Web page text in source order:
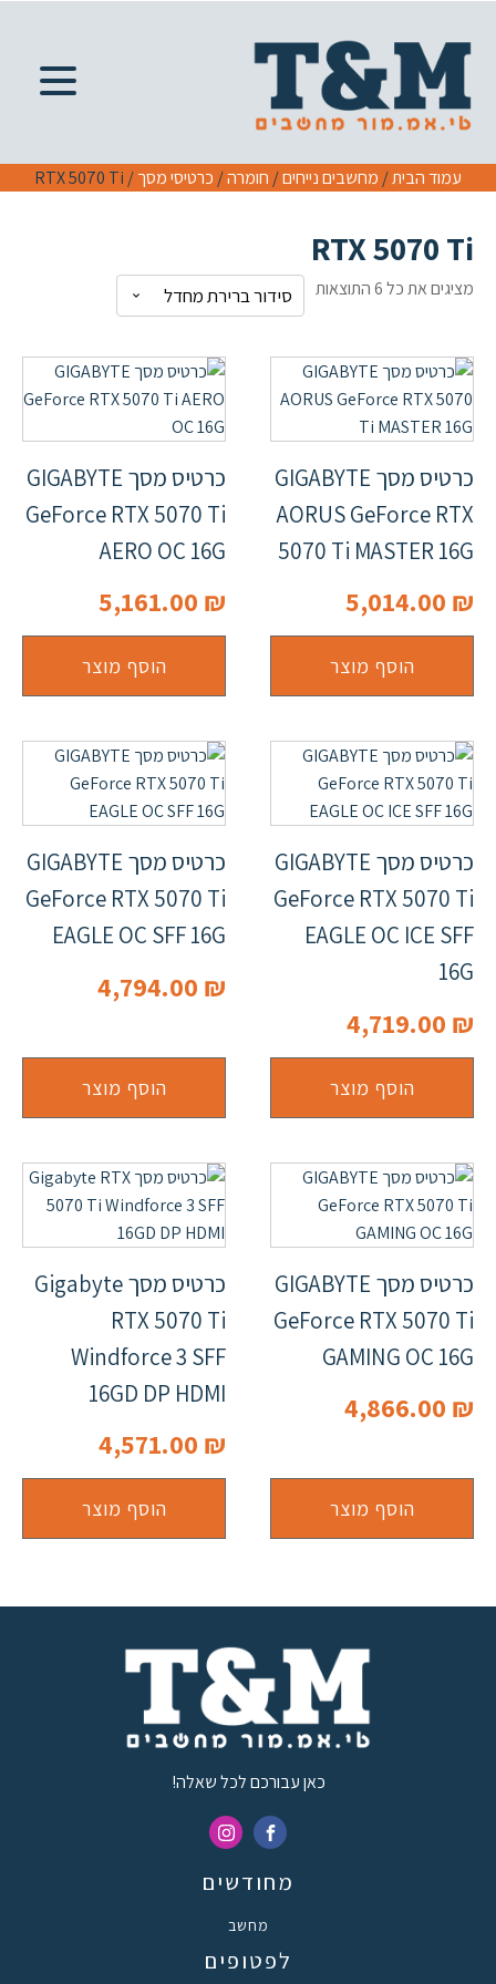
עמוד הבית/ מחשבים נייחים/ חומרה/ כרטיסי מסך/ RTX 5070 Ti
RTX 5070 Ti
מציגים את כל ⁦6⁩ התוצאות
כרטיס מסך GIGABYTE
AORUS GeForce RTX
5070 Ti MASTER 16G
5,014.00 ₪
הוסף מוצר
כרטיס מסך GIGABYTE
GeForce RTX 5070 Ti
AERO OC 16G
5,161.00 ₪
הוסף מוצר
כרטיס מסך GIGABYTE
GeForce RTX 5070 Ti
EAGLE OC ICE SFF
16G
4,719.00 ₪
הוסף מוצר
כרטיס מסך GIGABYTE
GeForce RTX 5070 Ti
EAGLE OC SFF 16G
4,794.00 ₪
הוסף מוצר
כרטיס מסך GIGABYTE
GeForce RTX 5070 Ti
GAMING OC 16G
4,866.00 ₪
הוסף מוצר
כרטיס מסך Gigabyte
RTX 5070 Ti
Windforce 3 SFF
16GD DP HDMI
4,571.00 ₪
הוסף מוצר
כאן עבורכם לכל שאלה!
מחודשים
מחשב
לפטופים